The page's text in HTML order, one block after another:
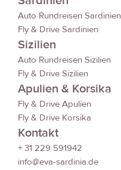
Auto Rundreisen Sardinien
Fly & Drive Sardinien
Sizilien
Auto Rundreisen Sizilien
Fly & Drive Sizilien
Apulien & Korsika
Fly & Drive Apulien
Fly & Drive Korsika
Kontakt
+ 31 229 591942
info@eva-sardinia.de